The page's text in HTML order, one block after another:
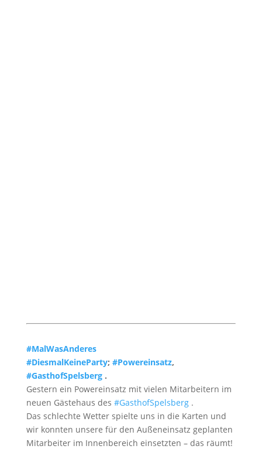
#MalWasAnderes
#DiesmalKeineParty; #Powereinsatz,
#GasthofSpelsberg.
Gestern ein Powereinsatz mit vielen Mitarbeitern im
neuen Gästehaus des #GasthofSpelsberg.
Das schlechte Wetter spielte uns in die Karten und
wir konnten unsere für den Außeneinsatz geplanten
Mitarbeiter im Innenbereich einsetzten – das räumt!